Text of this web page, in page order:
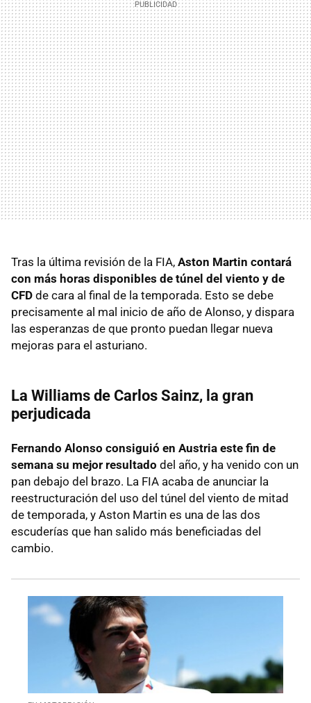
Tras la última revisión de la FIA, Aston Martin contará
con más horas disponibles de túnel del viento y de
CFD de cara al final de la temporada. Esto se debe
precisamente al mal inicio de año de Alonso, y dispara
las esperanzas de que pronto puedan llegar nueva
mejoras para el asturiano.
La Williams de Carlos Sainz, la gran
perjudicada
Fernando Alonso consiguió en Austria este fin de
semana su mejor resultado del año, y ha venido con un
pan debajo del brazo. La FIA acaba de anunciar la
reestructuración del uso del túnel del viento de mitad
de temporada, y Aston Martin es una de las dos
escuderías que han salido más beneficiadas del
cambio.